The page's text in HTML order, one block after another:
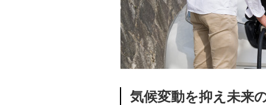
気候変動を抑え未来